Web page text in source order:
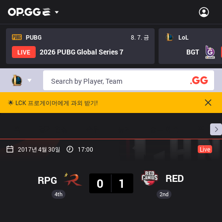
PUBG
8. 7. 금
LIVE
2026 PUBG Global Series 7
LoL
BGT
🌟 LCK 프로게이머에게 과외 받기!
프로빌
2017년 4월 30일 17:00 Live
4th
RPG
0
1 RED
2nd